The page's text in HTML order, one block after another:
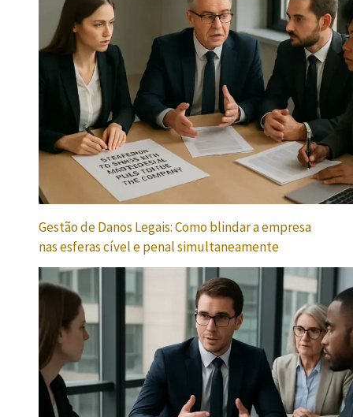
Gestão de Danos Legais: Como blindar a empresa
nas esferas cível e penal simultaneamente